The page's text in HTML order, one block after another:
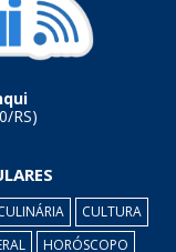
RS)
CULTURA
HORÓSCOPO